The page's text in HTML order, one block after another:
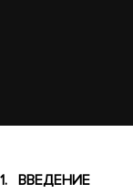
1. ВВЕДЕНИЕ